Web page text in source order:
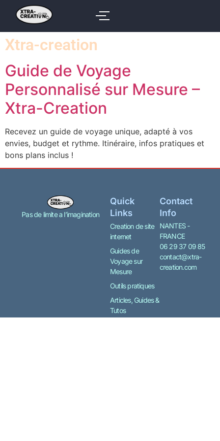
Xtra-creation
Guide de Voyage
Personnalisé sur Mesure –
Xtra-Creation
Recevez un guide de voyage unique, adapté à vos
envies, budget et rythme. Itinéraire, infos pratiques et
bons plans inclus !
Pas de limite a l’imagination
Quick
Links
Creation de site
internet
Guides de
Voyage sur
Mesure
Outils pratiques
Articles, Guides &
Tutos
Contact
Info
NANTES -
FRANCE
06 29 37 09 85
contact@xtra-
creation.com